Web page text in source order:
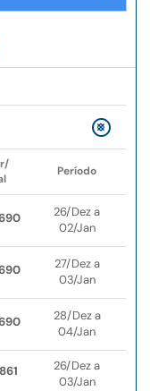
Período
26/Dez a
02/Jan
27/Dez a
03/Jan
28/Dez a
04/Jan
26/Dez a
03/Jan